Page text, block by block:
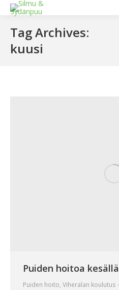
Tag Archives:
kuusi
Puiden hoitoa kesällä
Puiden hoito, Viheralan koulutus